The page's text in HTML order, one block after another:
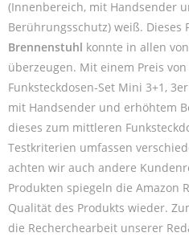
(Innenbereich, mit Handsender
Berührungsschutz) weiß.
Brennenstuhl konnte in allen
überzeugen. Mit einem Preis
Funksteckdosen-Set Mini 3+1,
mit Handsender und erhöhtem
dieses zum mittleren
Testkriterien umfassen
achten wir auch andere
Produkten spiegeln die Amazon
Qualität des Produkts wieder.
die Recherchearbeit unserer